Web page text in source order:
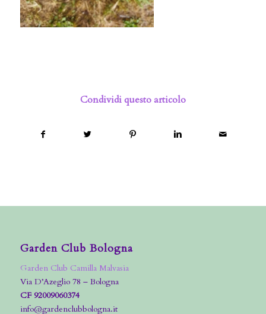
Condividi questo articolo
Garden Club Bologna
Garden Club Camilla Malvasia
Via D’Azeglio 78 – Bologna
CF 92009060374
info@gardenclubbologna.it